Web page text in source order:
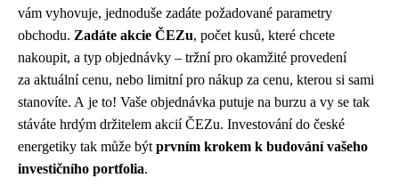
vám vyhovuje, jednoduše zadáte požadované parametry
obchodu. Zadáte akcie ČEZu, počet kusů, které chcete
nakoupit, a typ objednávky – tržní pro okamžité provedení
za aktuální cenu, nebo limitní pro nákup za cenu, kterou si sami
stanovíte. A je to! Vaše objednávka putuje na burzu a vy se tak
stáváte hrdým držitelem akcií ČEZu. Investování do české
energetiky tak může být prvním krokem k budování vašeho
investičního portfolia.